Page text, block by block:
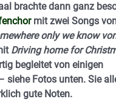
brachte dann ganz
mit zwei Songs
only we know
Driving home for
begleitet von einigen
siehe Fotos unten. Sie
gute Noten.